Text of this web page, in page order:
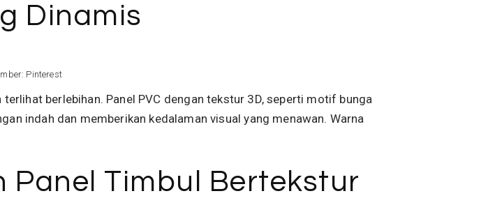
Dinamis
Pinterest
berlebihan. Panel PVC dengan tekstur 3D, seperti motif bunga
indah dan memberikan kedalaman visual yang menawan. Warna
Panel Timbul Bertekstur